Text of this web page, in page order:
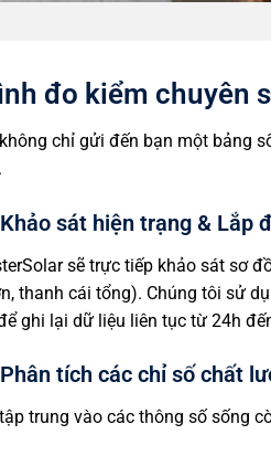
đo kiểm chuyên
chỉ gửi đến bạn một bảng
sát hiện trạng & Lắp
sẽ trực tiếp khảo sát sơ
thanh cái tổng). Chúng tôi sử
ghi lại dữ liệu liên tục từ 24h
tích các chỉ số chất
trung vào các thông số sống